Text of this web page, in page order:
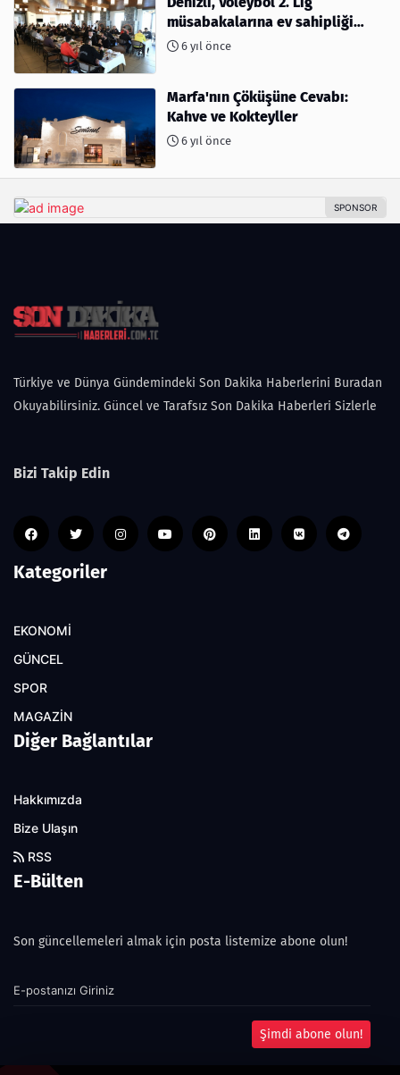
müsabakalarına ev sahipliği
yapıyor
6 yıl önce
Marfa'nın Çöküşüne Cevabı:
Kahve ve Kokteyller
6 yıl önce
Türkiye ve Dünya Gündemindeki Son Dakika Haberlerini Buradan
Okuyabilirsiniz. Güncel ve Tarafsız Son Dakika Haberleri Sizlerle
Bizi Takip Edin
Kategoriler
EKONOMİ
GÜNCEL
SPOR
MAGAZİN
Diğer Bağlantılar
Hakkımızda
Bize Ulaşın
RSS
E-Bülten
Son güncellemeleri almak için posta listemize abone olun!
Şimdi abone olun!